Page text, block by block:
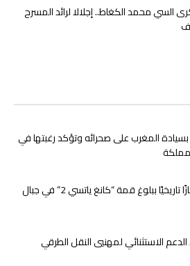
السي محمد الكغاط.. إجلالا لرائد المسرح
بسيادة المغرب على صحرائه وتؤكد رغبتها في
يوسف التازي يحقق إنجازًا تاريخيًا ببلوغ قمة “كانغ ياتسي 2” في جبال
الاستثنائي لمهنيي النقل الطرقي